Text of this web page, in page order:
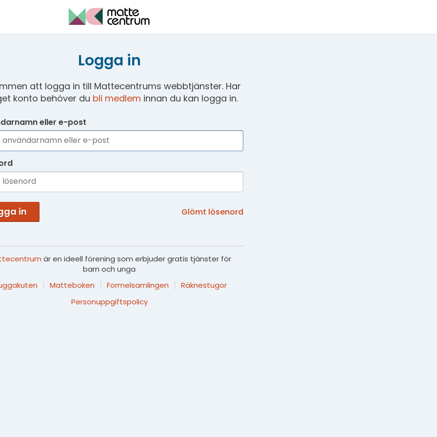
Logga in
att logga in till Mattecentrums webbtjänster. Har
konto behöver du bli medlem innan du kan logga in.
eller e-post
in Glömt lösenord
är en ideell förening som erbjuder gratis tjänster för
barn och unga
Matteboken Formelsamlingen
Räknestugor
Personuppgiftspolicy